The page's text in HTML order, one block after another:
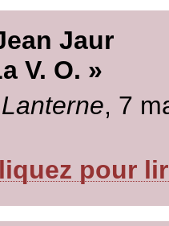
Jaur
V. O. »
, 7
pour